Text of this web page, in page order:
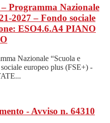
Programma Nazionale
2027 – Fondo sociale
ESO4.6.A4 PIANO
Nazionale “Scuola e
europeo plus (FSE+) -
- Avviso n. 64310